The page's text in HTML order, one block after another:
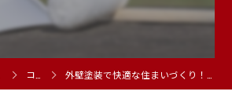
コラム 外壁塗装で快適な住まいづくり！リフォーム工事のポイント解説